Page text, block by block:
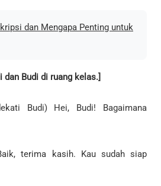
dan Mengapa Penting untuk
dan Budi di ruang kelas.]
Budi) Hei, Budi! Bagaimana
terima kasih. Kau sudah siap